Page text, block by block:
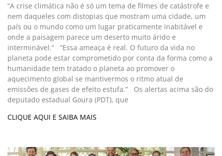
“A crise climática não é só um tema de filmes de catástrofe e
nem daqueles com distopias que mostram uma cidade, um
país ou o mundo como um lugar praticamente inabitável e
onde a paisagem parece um deserto muito árido e
interminável.” “Essa ameaça é real. O futuro da vida no
planeta pode estar comprometido por conta da forma como a
humanidade tem tratado o planeta ao promover o
aquecimento global se mantivermos o ritmo atual de
emissões de gases de efeito estufa.” Os alertas acima são do
deputado estadual Goura (PDT), que
CLIQUE AQUI E SAIBA MAIS